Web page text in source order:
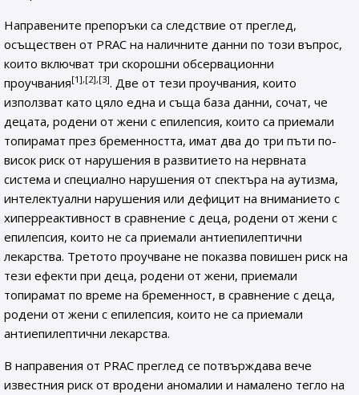
Направените препоръки са следствие от преглед,
осъществен от PRAC на наличните данни по този въпрос,
които включват три скорошни обсервационни
проучвания[1],[2],[3]. Две от тези проучвания, които
използват като цяло една и съща база данни, сочат, че
децата, родени от жени с епилепсия, които са приемали
топирамат през бременността, имат два до три пъти по-
висок риск от нарушения в развитието на нервната
система и специално нарушения от спектъра на аутизма,
интелектуални нарушения или дефицит на вниманието с
хиперреактивност в сравнение с деца, родени от жени с
епилепсия, които не са приемали антиепилептични
лекарства. Третото проучване не показва повишен риск на
тези ефекти при деца, родени от жени, приемали
топирамат по време на бременност, в сравнение с деца,
родени от жени с епилепсия, които не са приемали
антиепилептични лекарства.
В направения от PRAC преглед се потвърждава вече
известния риск от вродени аномалии и намалено тегло на